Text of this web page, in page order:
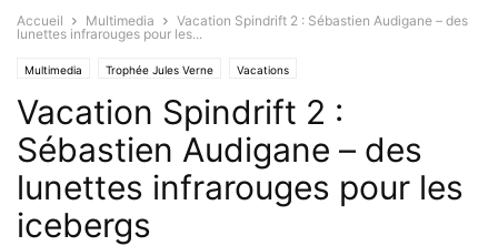
Accueil Multimedia
Vacation Spindrift 2 : Sébastien Audigane – des
lunettes infrarouges pour les...
Multimedia Trophée Jules Verne Vacations
Vacation Spindrift 2 :
Sébastien Audigane – des
lunettes infrarouges pour les
icebergs